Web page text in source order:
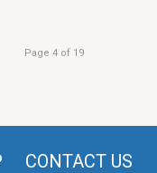
Page 4 of 19
CONTACT US